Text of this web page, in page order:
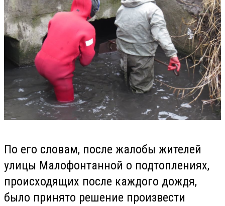
По его словам, после жалобы жителей
улицы Малофонтанной о подтоплениях,
происходящих после каждого дождя,
было принято решение произвести